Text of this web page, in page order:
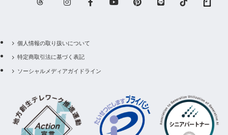
個人情報の取り扱いについて
特定商取引法に基づく表記
ソーシャルメディアガイドライン